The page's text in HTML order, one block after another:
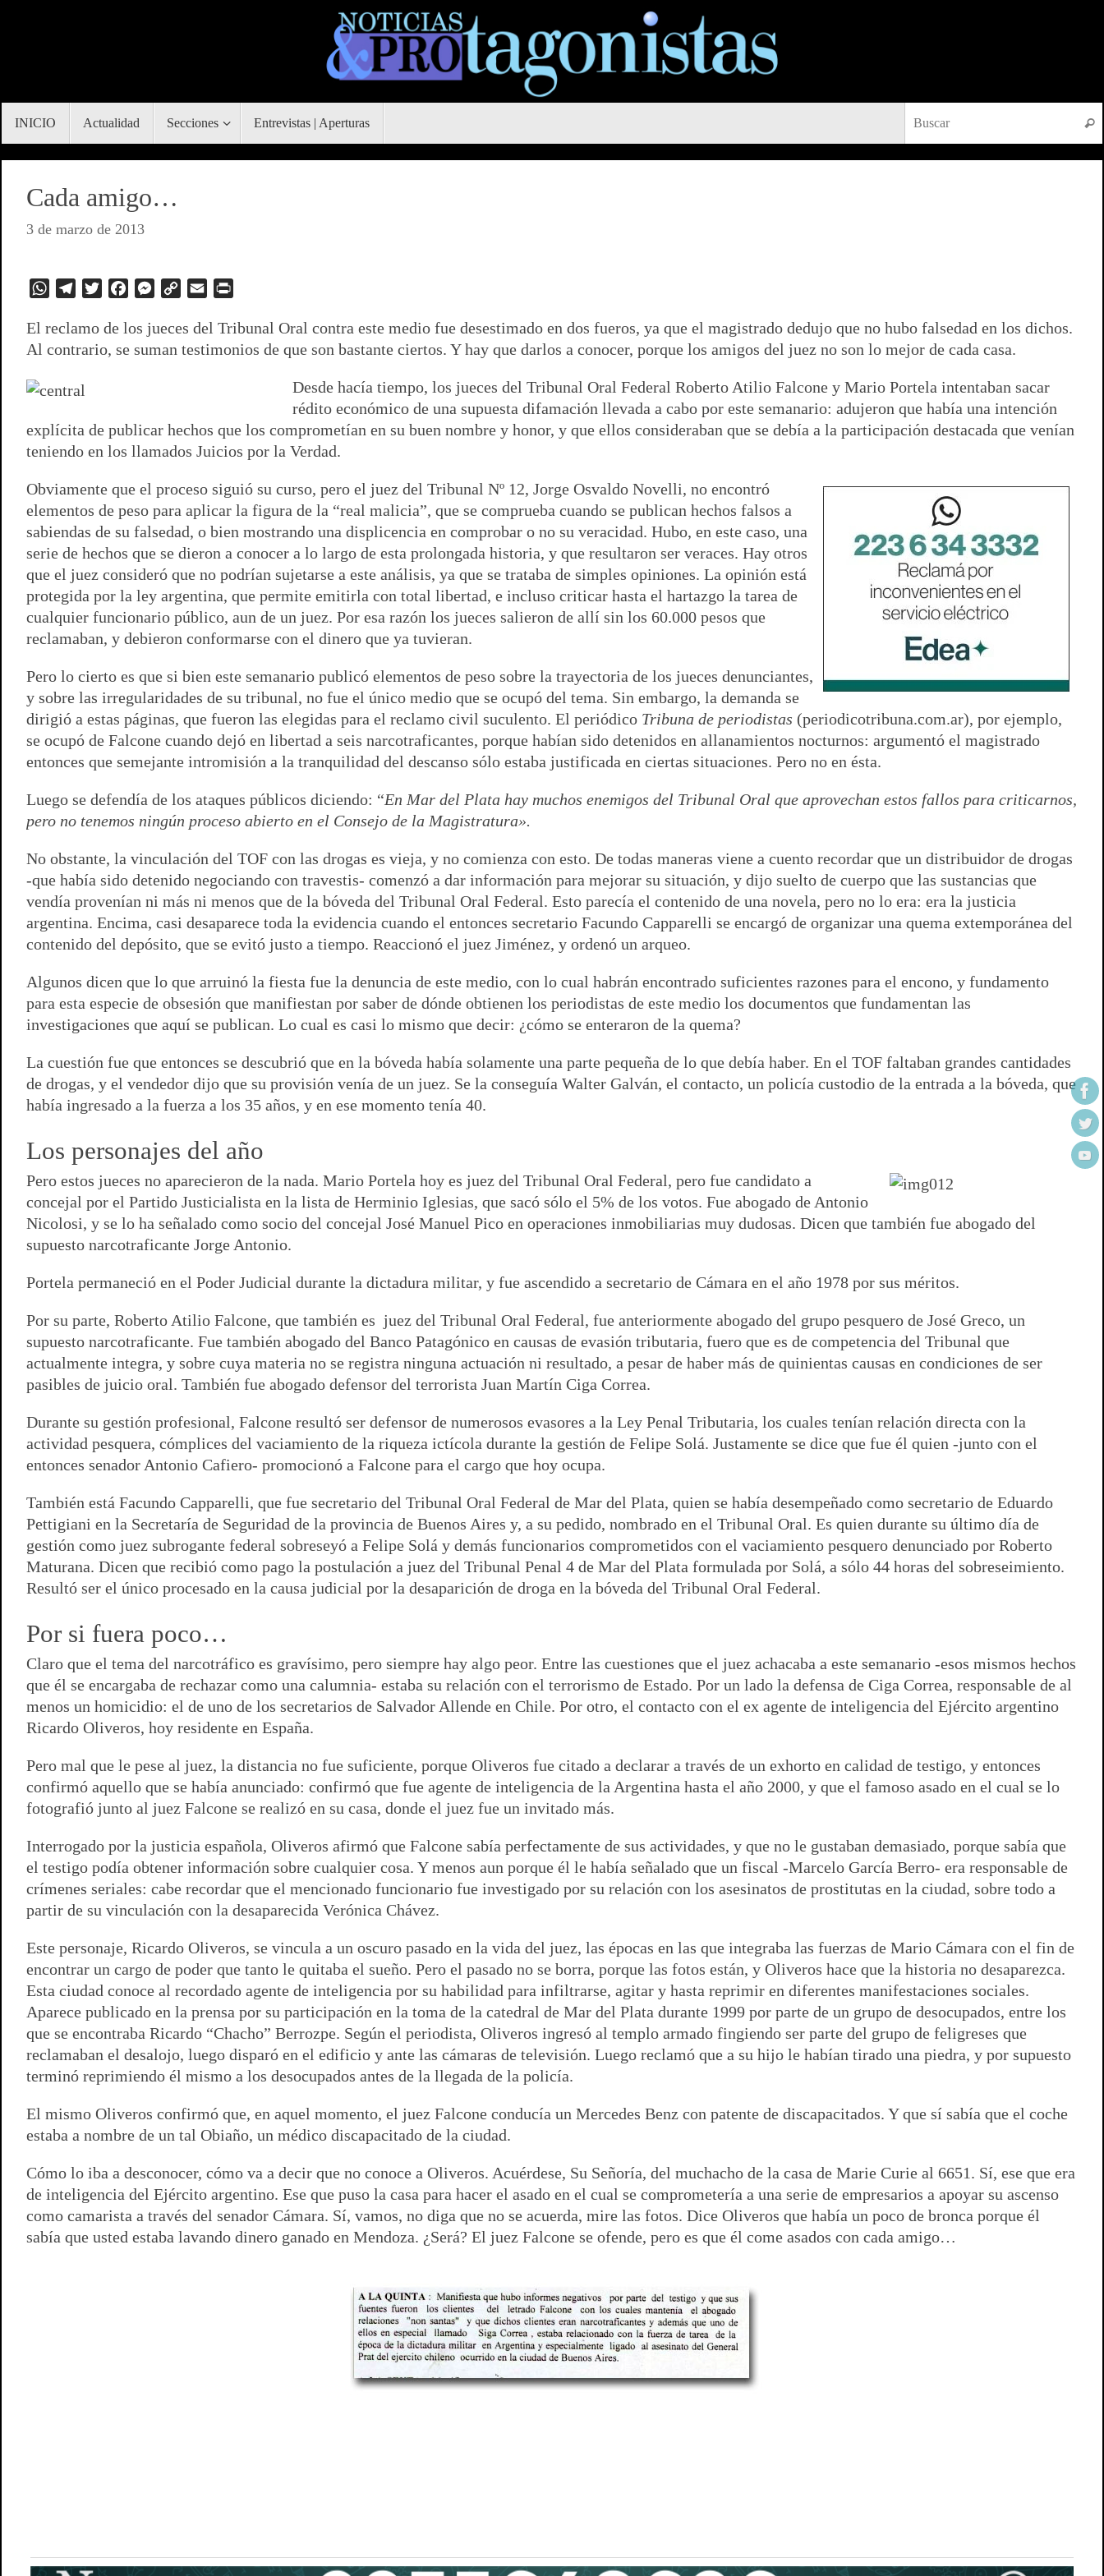
contenido
INICIO Actualidad Secciones Entrevistas | Aperturas
Cada amigo…
3 de marzo de 2013
W
a
t
A
p
l
e
r
m
i
t
c
e
k
M
s
s
e
p
y
k
a
i
i
n
i
d
l
El reclamo de los jueces del Tribunal Oral contra este medio fue desestimado en dos fueros, ya que el magistrado dedujo que no hubo falsedad en los dichos.
Al contrario, se suman testimonios de que son bastante ciertos. Y hay que darlos a conocer, porque los amigos del juez no son lo mejor de cada casa.
Desde hacía tiempo, los jueces del Tribunal Oral Federal Roberto Atilio Falcone y Mario Portela intentaban sacar
rédito económico de una supuesta difamación llevada a cabo por este semanario: adujeron que había una intención
explícita de publicar hechos que los comprometían en su buen nombre y honor, y que ellos consideraban que se debía a la participación destacada que venían
teniendo en los llamados Juicios por la Verdad.
Obviamente que el proceso siguió su curso, pero el juez del Tribunal Nº 12, Jorge Osvaldo Novelli, no encontró
elementos de peso para aplicar la figura de la “real malicia”, que se comprueba cuando se publican hechos falsos a
sabiendas de su falsedad, o bien mostrando una displicencia en comprobar o no su veracidad. Hubo, en este caso, una
serie de hechos que se dieron a conocer a lo largo de esta prolongada historia, y que resultaron ser veraces. Hay otros
que el juez consideró que no podrían sujetarse a este análisis, ya que se trataba de simples opiniones. La opinión está
protegida por la ley argentina, que permite emitirla con total libertad, e incluso criticar hasta el hartazgo la tarea de
cualquier funcionario público, aun de un juez. Por esa razón los jueces salieron de allí sin los 60.000 pesos que
reclamaban, y debieron conformarse con el dinero que ya tuvieran.
Pero lo cierto es que si bien este semanario publicó elementos de peso sobre la trayectoria de los jueces denunciantes,
y sobre las irregularidades de su tribunal, no fue el único medio que se ocupó del tema. Sin embargo, la demanda se
dirigió a estas páginas, que fueron las elegidas para el reclamo civil suculento. El periódico Tribuna de periodistas (periodicotribuna.com.ar), por ejemplo,
se ocupó de Falcone cuando dejó en libertad a seis narcotraficantes, porque habían sido detenidos en allanamientos nocturnos: argumentó el magistrado
entonces que semejante intromisión a la tranquilidad del descanso sólo estaba justificada en ciertas situaciones. Pero no en ésta.
Luego se defendía de los ataques públicos diciendo: “En Mar del Plata hay muchos enemigos del Tribunal Oral que aprovechan estos fallos para criticarnos,
pero no tenemos ningún proceso abierto en el Consejo de la Magistratura».
No obstante, la vinculación del TOF con las drogas es vieja, y no comienza con esto. De todas maneras viene a cuento recordar que un distribuidor de drogas
-que había sido detenido negociando con travestis- comenzó a dar información para mejorar su situación, y dijo suelto de cuerpo que las sustancias que
vendía provenían ni más ni menos que de la bóveda del Tribunal Oral Federal. Esto parecía el contenido de una novela, pero no lo era: era la justicia
argentina. Encima, casi desaparece toda la evidencia cuando el entonces secretario Facundo Capparelli se encargó de organizar una quema extemporánea del
contenido del depósito, que se evitó justo a tiempo. Reaccionó el juez Jiménez, y ordenó un arqueo.
Algunos dicen que lo que arruinó la fiesta fue la denuncia de este medio, con lo cual habrán encontrado suficientes razones para el encono, y fundamento
para esta especie de obsesión que manifiestan por saber de dónde obtienen los periodistas de este medio los documentos que fundamentan las
investigaciones que aquí se publican. Lo cual es casi lo mismo que decir: ¿cómo se enteraron de la quema?
La cuestión fue que entonces se descubrió que en la bóveda había solamente una parte pequeña de lo que debía haber. En el TOF faltaban grandes cantidades
de drogas, y el vendedor dijo que su provisión venía de un juez. Se la conseguía Walter Galván, el contacto, un policía custodio de la entrada a la bóveda, que
había ingresado a la fuerza a los 35 años, y en ese momento tenía 40.
Los personajes del año
Pero estos jueces no aparecieron de la nada. Mario Portela hoy es juez del Tribunal Oral Federal, pero fue candidato a
concejal por el Partido Justicialista en la lista de Herminio Iglesias, que sacó sólo el 5% de los votos. Fue abogado de Antonio
Nicolosi, y se lo ha señalado como socio del concejal José Manuel Pico en operaciones inmobiliarias muy dudosas. Dicen que también fue abogado del
supuesto narcotraficante Jorge Antonio.
Portela permaneció en el Poder Judicial durante la dictadura militar, y fue ascendido a secretario de Cámara en el año 1978 por sus méritos.
Por su parte, Roberto Atilio Falcone, que también es juez del Tribunal Oral Federal, fue anteriormente abogado del grupo pesquero de José Greco, un
supuesto narcotraficante. Fue también abogado del Banco Patagónico en causas de evasión tributaria, fuero que es de competencia del Tribunal que
actualmente integra, y sobre cuya materia no se registra ninguna actuación ni resultado, a pesar de haber más de quinientas causas en condiciones de ser
pasibles de juicio oral. También fue abogado defensor del terrorista Juan Martín Ciga Correa.
Durante su gestión profesional, Falcone resultó ser defensor de numerosos evasores a la Ley Penal Tributaria, los cuales tenían relación directa con la
actividad pesquera, cómplices del vaciamiento de la riqueza ictícola durante la gestión de Felipe Solá. Justamente se dice que fue él quien -junto con el
entonces senador Antonio Cafiero- promocionó a Falcone para el cargo que hoy ocupa.
También está Facundo Capparelli, que fue secretario del Tribunal Oral Federal de Mar del Plata, quien se había desempeñado como secretario de Eduardo
Pettigiani en la Secretaría de Seguridad de la provincia de Buenos Aires y, a su pedido, nombrado en el Tribunal Oral. Es quien durante su último día de
gestión como juez subrogante federal sobreseyó a Felipe Solá y demás funcionarios comprometidos con el vaciamiento pesquero denunciado por Roberto
Maturana. Dicen que recibió como pago la postulación a juez del Tribunal Penal 4 de Mar del Plata formulada por Solá, a sólo 44 horas del sobreseimiento.
Resultó ser el único procesado en la causa judicial por la desaparición de droga en la bóveda del Tribunal Oral Federal.
Por si fuera poco…
Claro que el tema del narcotráfico es gravísimo, pero siempre hay algo peor. Entre las cuestiones que el juez achacaba a este semanario -esos mismos hechos
que él se encargaba de rechazar como una calumnia- estaba su relación con el terrorismo de Estado. Por un lado la defensa de Ciga Correa, responsable de al
menos un homicidio: el de uno de los secretarios de Salvador Allende en Chile. Por otro, el contacto con el ex agente de inteligencia del Ejército argentino
Ricardo Oliveros, hoy residente en España.
Pero mal que le pese al juez, la distancia no fue suficiente, porque Oliveros fue citado a declarar a través de un exhorto en calidad de testigo, y entonces
confirmó aquello que se había anunciado: confirmó que fue agente de inteligencia de la Argentina hasta el año 2000, y que el famoso asado en el cual se lo
fotografió junto al juez Falcone se realizó en su casa, donde el juez fue un invitado más.
Interrogado por la justicia española, Oliveros afirmó que Falcone sabía perfectamente de sus actividades, y que no le gustaban demasiado, porque sabía que
el testigo podía obtener información sobre cualquier cosa. Y menos aun porque él le había señalado que un fiscal -Marcelo García Berro- era responsable de
crímenes seriales: cabe recordar que el mencionado funcionario fue investigado por su relación con los asesinatos de prostitutas en la ciudad, sobre todo a
partir de su vinculación con la desaparecida Verónica Chávez.
Este personaje, Ricardo Oliveros, se vincula a un oscuro pasado en la vida del juez, las épocas en las que integraba las fuerzas de Mario Cámara con el fin de
encontrar un cargo de poder que tanto le quitaba el sueño. Pero el pasado no se borra, porque las fotos están, y Oliveros hace que la historia no desaparezca.
Esta ciudad conoce al recordado agente de inteligencia por su habilidad para infiltrarse, agitar y hasta reprimir en diferentes manifestaciones sociales.
Aparece publicado en la prensa por su participación en la toma de la catedral de Mar del Plata durante 1999 por parte de un grupo de desocupados, entre los
que se encontraba Ricardo “Chacho” Berrozpe. Según el periodista, Oliveros ingresó al templo armado fingiendo ser parte del grupo de feligreses que
reclamaban el desalojo, luego disparó en el edificio y ante las cámaras de televisión. Luego reclamó que a su hijo le habían tirado una piedra, y por supuesto
terminó reprimiendo él mismo a los desocupados antes de la llegada de la policía.
El mismo Oliveros confirmó que, en aquel momento, el juez Falcone conducía un Mercedes Benz con patente de discapacitados. Y que sí sabía que el coche
estaba a nombre de un tal Obiaño, un médico discapacitado de la ciudad.
Cómo lo iba a desconocer, cómo va a decir que no conoce a Oliveros. Acuérdese, Su Señoría, del muchacho de la casa de Marie Curie al 6651. Sí, ese que era
de inteligencia del Ejército argentino. Ese que puso la casa para hacer el asado en el cual se comprometería a una serie de empresarios a apoyar su ascenso
como camarista a través del senador Cámara. Sí, vamos, no diga que no se acuerda, mire las fotos. Dice Oliveros que había un poco de bronca porque él
sabía que usted estaba lavando dinero ganado en Mendoza. ¿Será? El juez Falcone se ofende, pero es que él come asados con cada amigo…